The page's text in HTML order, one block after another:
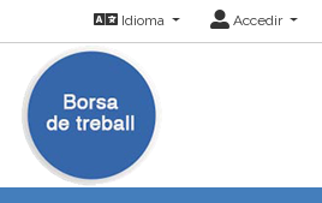
Idioma Accedir